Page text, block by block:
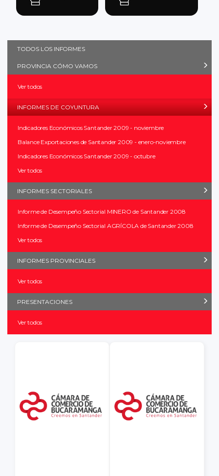
TODOS LOS INFORMES
PROVINCIA CÓMO VAMOS
Ver todos
INFORMES DE COYUNTURA
Indicadores Económicos Santander 2009 - noviembre
Balance Exportaciones de Santander 2009 - enero-noviembre
Indicadores Económicos Santander 2009 - octubre
Ver todos
INFORMES SECTORIALES
Informe de Desempeño Sectorial MINERO de Santander 2008
Informe de Desempeño Sectorial AGRÍCOLA de Santander 2008
Ver todos
INFORMES PROVINCIALES
Ver todos
PRESENTACIONES
Ver todos